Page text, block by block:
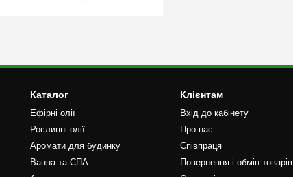
Каталог
Ефірні олії
Рослинні олії
Аромати для будинку
Ванна та СПА
Клієнтам
Вхід до кабінету
Про нас
Співпраця
Повернення і обмін товарів